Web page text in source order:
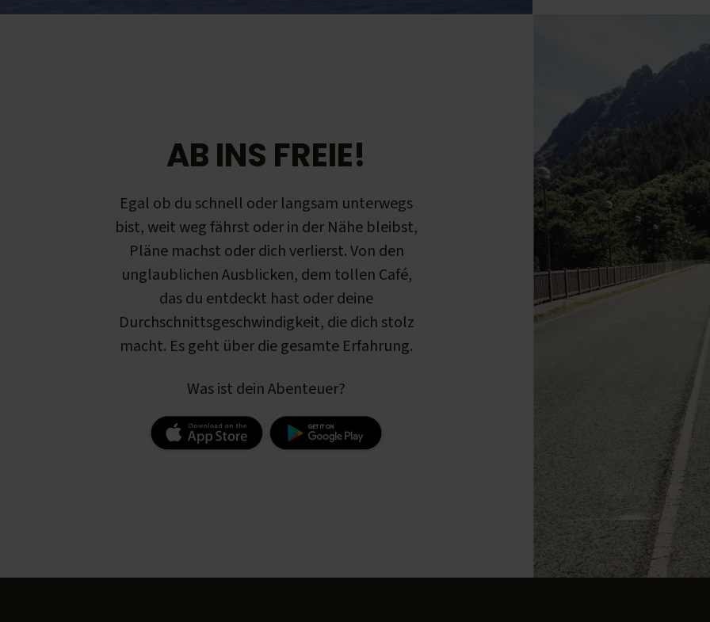
AB INS FREIE!
Egal ob du schnell oder langsam unterwegs
bist, weit weg fährst oder in der Nähe bleibst,
Pläne machst oder dich verlierst. Von den
unglaublichen Ausblicken, dem tollen Café,
das du entdeckt hast oder deine
Durchschnittsgeschwindigkeit, die dich stolz
macht. Es geht über die gesamte Erfahrung.
Was ist dein Abenteuer?